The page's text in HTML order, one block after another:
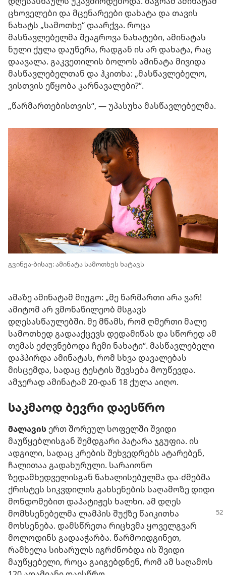
ცხოველები და მცენარეები დახატა და თავის
ნახატს „სამოთხე“ დაარქვა. როცა
მასწავლებელმა შეაგროვა ნახატები, ამინატას
ნული ქულა დაუწერა, რადგან ის არ დახატა, რაც
დაავალა. გაკვეთილის ბოლოს ამინატა მივიდა
მასწავლებელთან და ჰკითხა: „მასწავლებელო,
ვისთვის ეწყობა კარნავალები?“.
„წარმართებისთვის“, — უპასუხა მასწავლებელმა.
გვინეა-ბისაუ: ამინატა სამოთხეს ხატავს
ამაზე ამინატამ მიუგო: „მე წარმართი არა ვარ!
ამიტომ არ ვმონაწილეობ მსგავს
დღესასწაულებში. მე მწამს, რომ ღმერთი მალე
სამოთხედ გადააქცევს დედამიწას და სწორედ ამ
თემას ეძღვნებოდა ჩემი ნახატი“. მასწავლებელი
დაჰპირდა ამინატას, რომ სხვა დავალებას
მისცემდა, სადაც ტესტის შევსება მოუწევდა.
ამჯერად ამინატამ 20-დან 18 ქულა აიღო.
საკმაოდ ბევრი დაესწრო
მალავისერთ შორეულ სოფელში შვიდი
მაუწყებლისგან შემდგარი პატარა ჯგუფია. ის
ადგილი, სადაც კრების შეხვედრებს ატარებენ,
ჩალითაა გადახურული. სარაიონო
ზედამხედველისგან წახალისებულმა და-ძმებმა
ქრისტეს სიკვდილის გახსენების საღამოზე დიდი
მონდომებით დაპატიჟეს ხალხი. ამ დღეს
მომხსენებელმა ლამპის შუქზე წაიკითხა
მოხსენება. დამსწრეთა რიცხვმა ყოველგვარ
მოლოდინს გადააჭარბა. წარმოიდგინეთ,
რამხელა სიხარულს იგრძნობდა ის შვიდი
მაუწყებელი, როცა გაიგებდნენ, რომ ამ საღამოს